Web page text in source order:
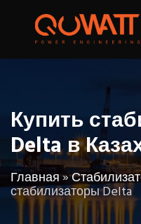
Купить
Delta в
Главная»
стабилизаторы Delta